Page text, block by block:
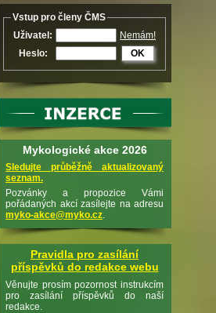
Vstup pro členy ČMS
Uživatel:
Nemám!
Heslo:
OK
Mykologické akce 2026
Sledujte průběžně aktualizovaný
seznam.
Pozvánky a propozice Vámi
pořádaných akcí zasílejte na adresu
myko-akce@myko.cz.
Pravidla pro zasílání
příspěvků do redakce webu
Věnujte prosím pozornost instrukcím
pro zasílání příspěvků do naší
redakce.